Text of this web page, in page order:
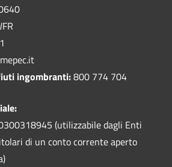
ingombranti:800 774 704
(utilizzabile dagli Enti
di un conto corrente aperto